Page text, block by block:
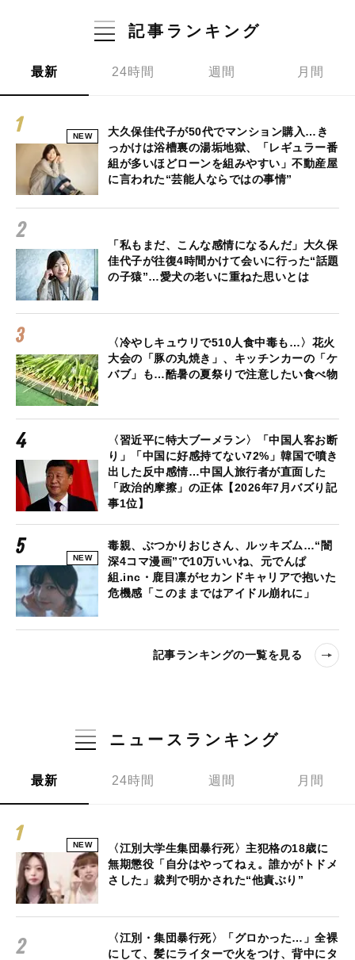
記事ランキング
最新 24時間 週間 月間
NEW
大久保佳代子が50代でマンション購入…き
っかけは浴槽裏の湯垢地獄、「レギュラー番
組が多いほどローンを組みやすい」不動産屋
に言われた“芸能人ならではの事情”
「私もまだ、こんな感情になるんだ」大久保
佳代子が往復4時間かけて会いに行った“話題
の子猿”…愛犬の老いに重ねた思いとは
〈冷やしキュウリで510人食中毒も…〉花火
大会の「豚の丸焼き」、キッチンカーの「ケ
バブ」も…酷暑の夏祭りで注意したい食べ物
〈習近平に特大ブーメラン〉「中国人客お断
り」「中国に好感持てない72%」韓国で噴き
出した反中感情…中国人旅行者が直面した
「政治的摩擦」の正体【2026年7月バズり記
事1位】
NEW
毒親、ぶつかりおじさん、ルッキズム…“闇
深4コマ漫画”で10万いいね、元でんぱ
組.inc・鹿目凛がセカンドキャリアで抱いた
危機感「このままではアイドル崩れに」
記事ランキングの一覧を見る
ニュースランキング
最新 24時間 週間 月間
NEW
〈江別大学生集団暴行死〉主犯格の18歳に
無期懲役「自分はやってねぇ。誰かがトドメ
さした」裁判で明かされた“他責ぶり”
〈江別・集団暴行死〉「グロかった…」全裸
にして、髪にライターで火をつけ、背中にタ